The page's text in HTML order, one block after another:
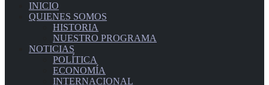
INICIO
QUIENES SOMOS
HISTORIA
NUESTRO PROGRAMA
NOTICIAS
POLÍTICA
ECONOMÍA
INTERNACIONAL